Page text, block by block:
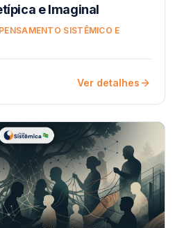
e Imaginal
SISTÊMICO E
Ver detalhes